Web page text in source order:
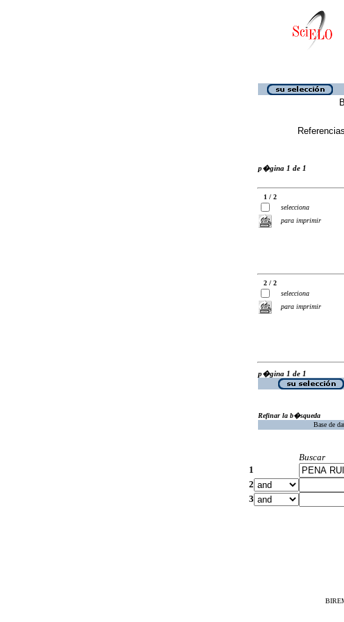
p�gina 1 de 1
1 / 2
selecciona
para imprimir
2 / 2
selecciona
para imprimir
p�gina 1 de 1
Refinar la b�squeda
Base de
Buscar
1
2
3